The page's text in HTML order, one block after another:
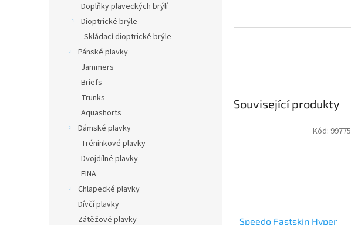
Doplňky plaveckých brýlí
Dioptrické brýle
Skládací dioptrické brýle
Pánské plavky
Jammers
Briefs
Trunks
Aquashorts
Dámské plavky
Tréninkové plavky
Dvojdílné plavky
FINA
Chlapecké plavky
Dívčí plavky
Zátěžové plavky
Související produkty
Speedo Fastskin Hyper
Kód: 99775